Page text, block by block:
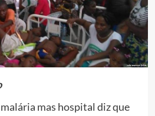
mas hospital diz que